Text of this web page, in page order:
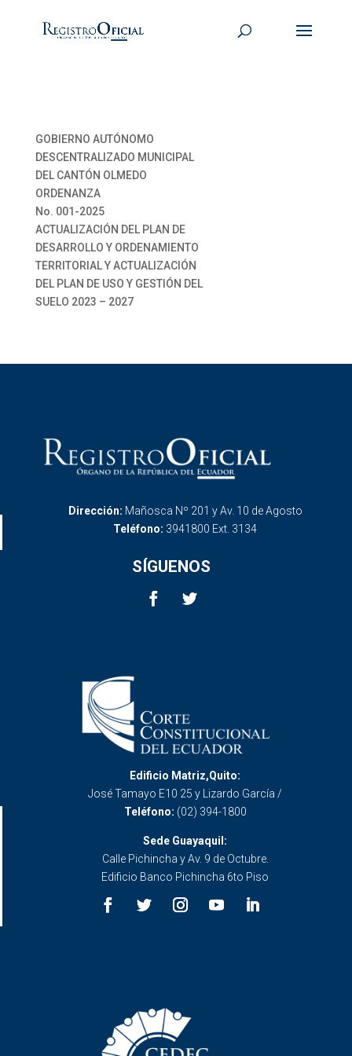
GOBIERNO AUTÓNOMO
DESCENTRALIZADO MUNICIPAL
DEL CANTÓN OLMEDO
ORDENANZA
No. 001-2025
ACTUALIZACIÓN DEL PLAN DE
DESARROLLO Y ORDENAMIENTO
TERRITORIAL Y ACTUALIZACIÓN
DEL PLAN DE USO Y GESTIÓN DEL
SUELO 2023 – 2027
Dirección: Mañosca Nº 201 y Av. 10 de Agosto
Teléfono: 3941800 Ext. 3134
SÍGUENOS
Edificio Matriz,Quito:
José Tamayo E10 25 y Lizardo García /
Teléfono: (02) 394-1800
Sede Guayaquil:
Calle Pichincha y Av. 9 de Octubre.
Edificio Banco Pichincha 6to Piso